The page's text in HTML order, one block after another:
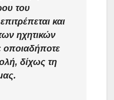
του
και
ηχητικών
οποιαδήποτε
δίχως τη